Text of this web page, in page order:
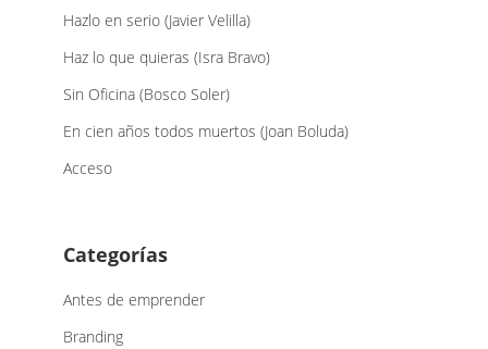
Hazlo en serio (Javier Velilla)
Haz lo que quieras (Isra Bravo)
Sin Oficina (Bosco Soler)
En cien años todos muertos (Joan Boluda)
Acceso
Categorías
Antes de emprender
Branding